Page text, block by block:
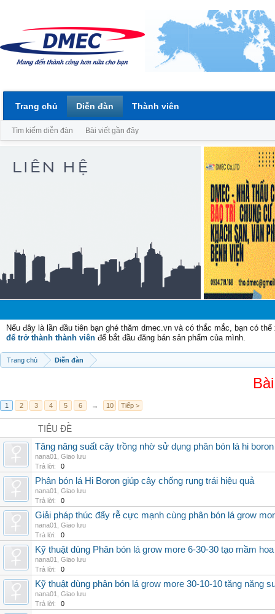
Nếu đây là lần đầu tiên bạn ghé thăm dmec.vn và có thắc mắc, bạn có
để trở thành thành viên để bắt đầu đăng bán sản phẩm của mình.
Trang chủ Diễn đàn
1 2 3 4 5 6 → 10 Tiếp >
TIÊU ĐỀ
Tăng năng suất cây trồng nhờ sử dụng phân bón lá hi
nana01
Giao lưu
Trả lời:
0
Phân bón lá Hi Boron giúp cây chống rụng trái hiệu quả
nana01
Giao lưu
Trả lời:
0
Giải pháp thúc đẩy rễ cực mạnh cùng phân bón lá grow
nana01
Giao lưu
Trả lời:
0
Kỹ thuật dùng Phân bón lá grow more 6-30-30 tạo mầm hoa
nana01
Giao lưu
Trả lời:
0
Kỹ thuật dùng phân bón lá grow more 30-10-10 tăng năng
nana01
Giao lưu
Trả lời:
0
Trang chủ Diễn đàn
Tìm kiếm diễn đàn Bài viết gần đây
Thành viên